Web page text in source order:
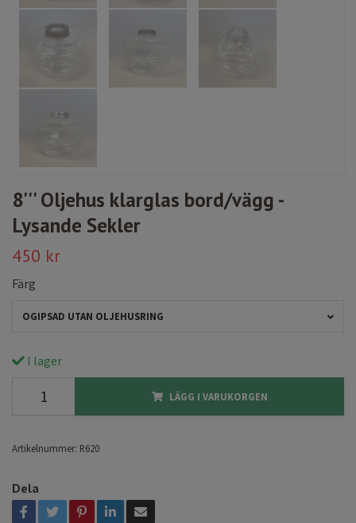
8''' Oljehus klarglas bord/vägg -
Lysande Sekler
450 kr
Färg
OGIPSAD UTAN OLJEHUSRING
I lager
LÄGG I VARUKORGEN
Artikelnummer: R620
Dela